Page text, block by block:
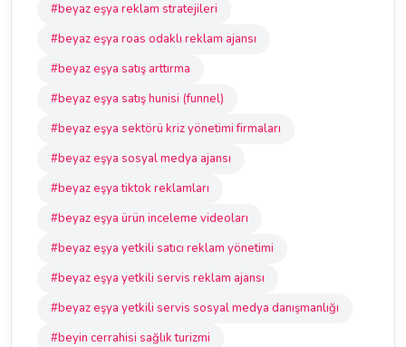
#beyaz eşya reklam stratejileri
#beyaz eşya roas odaklı reklam ajansı
#beyaz eşya satış arttırma
#beyaz eşya satış hunisi (funnel)
#beyaz eşya sektörü kriz yönetimi firmaları
#beyaz eşya sosyal medya ajansı
#beyaz eşya tiktok reklamları
#beyaz eşya ürün inceleme videoları
#beyaz eşya yetkili satıcı reklam yönetimi
#beyaz eşya yetkili servis reklam ajansı
#beyaz eşya yetkili servis sosyal medya danışmanlığı
#beyin cerrahisi sağlık turizmi